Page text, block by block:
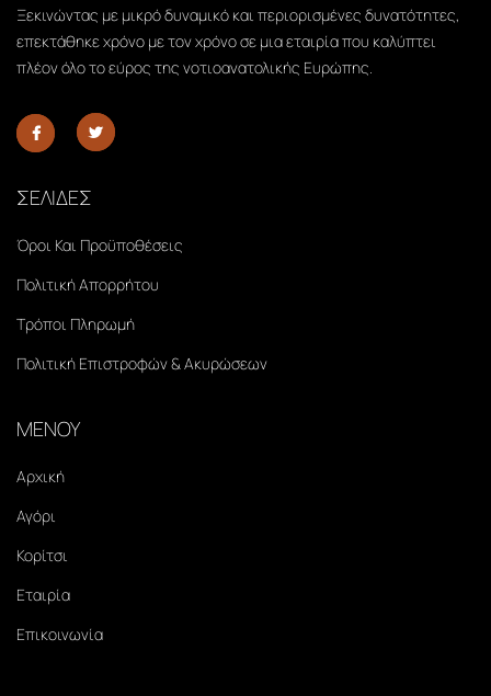
Ξεκινώντας με μικρό δυναμικό και περιορισμένες δυνατότητες,
επεκτάθηκε χρόνο με τον χρόνο σε μια εταιρία που καλύπτει
πλέον όλο το εύρος της νοτιοανατολικής Ευρώπης.
ΣΕΛΙΔΕΣ
Όροι Και Προϋποθέσεις
Πολιτική Απορρήτου
Τρόποι Πληρωμή
Πολιτική Επιστροφών & Ακυρώσεων
ΜΕΝΟΥ
Αρχική
Αγόρι
Κορίτσι
Εταιρία
Επικοινωνία